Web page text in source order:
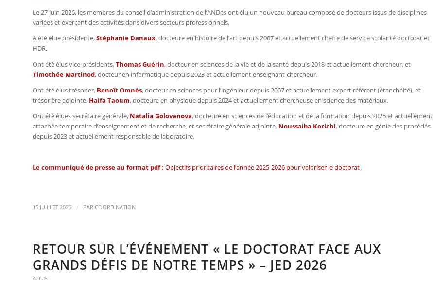
Le 27 juin 2026, les membres du conseil d’administration de l’ANDès ont élu un nouveau bureau composé de docteurs issus de disciplines
variées et exerçant des activités dans divers secteurs professionnels.
A été élue présidente,Stéphanie Danaux, docteure en histoire de l’art depuis 2007 et actuellement cheffe de service scolarité doctorat et
HDR.
Ont été élus vice-présidents,Thomas Guérin, docteur en sciences de la vie et de la santé depuis 2018 et actuellement chercheur, et
Timothée Martinod, docteur en informatique depuis 2023 et actuellement enseignant-chercheur.
Ont été élus trésorier, Benoît Omnès, docteur en sciences pour l’ingénieur depuis 2007 et actuellement expert référent (étanchéité), et
trésorière adjointe, Haifa Taoum, docteure en physique depuis 2024 et actuellement chercheuse en science des matériaux.
Ont été élues secrétaire générale, Natalia Golovanova, docteure en sciences de l’éducation et de la formation depuis 2025 et actuellement
attachée temporaire d’enseignement et de recherche, et secrétaire générale adjointe, Noussaiba Korichi, docteure en génie des procédés
depuis 2023 et actuellement responsable de laboratoire.
Le communiqué de presse au format pdf : Objectifs prioritaires de l’année 2025-2026 pour valoriser le doctorat
15 JUILLET 2026 / PAR COORDINATION
RETOUR SUR L’ÉVÉNEMENT « LE DOCTORAT FACE AUX
GRANDS DÉFIS DE NOTRE TEMPS » – JED 2026
ACTUS